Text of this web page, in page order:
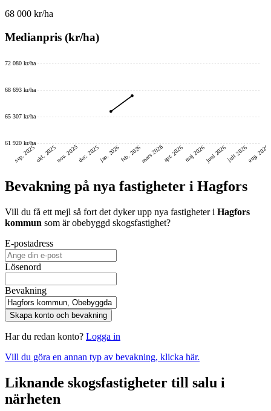
68 000 kr/ha
Medianpris (kr/ha)
61 920 kr/ha
65 307 kr/ha
68 693 kr/ha
72 080 kr/ha
sep. 2025okt. 2025nov. 2025dec. 2025jan. 2026feb. 2026mars 2026apr. 2026maj 2026juni 2026juli 2026aug. 2026
Bevakning på nya fastigheter i Hagfors
Vill du få ett mejl så fort det dyker upp nya fastigheter i Hagfors
kommun som är obebyggd skogsfastighet?
E-postadress
Lösenord
Bevakning
Skapa konto och bevakning
Har du redan konto? Logga in
Vill du göra en annan typ av bevakning, klicka här.
Liknande skogsfastigheter till salu i
närheten